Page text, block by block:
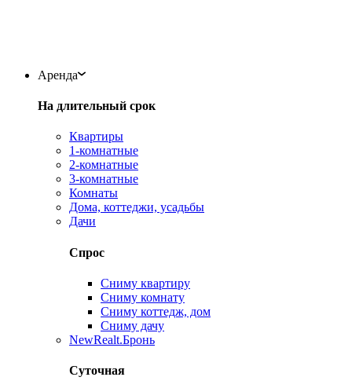
Аренда
На длительный срок
Квартиры
1-комнатные
2-комнатные
3-комнатные
Комнаты
Дома, коттеджи, усадьбы
Дачи
Спрос
Сниму квартиру
Сниму комнату
Сниму коттедж, дом
Сниму дачу
NewRealt.Бронь
Суточная